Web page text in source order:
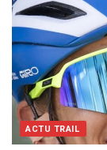
ACTU TRAIL